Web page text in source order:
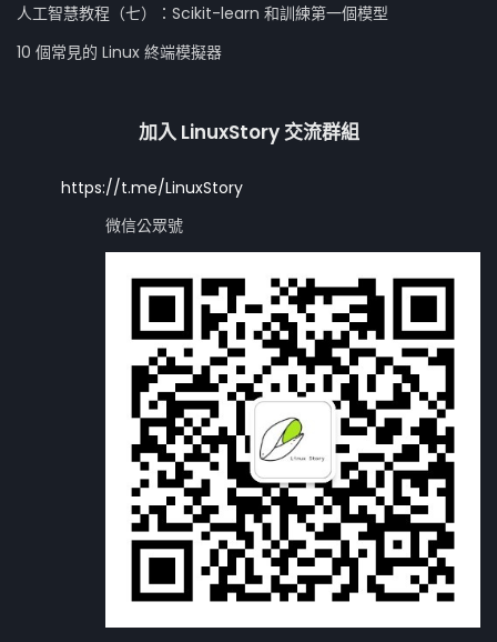
人工智慧教程（七）：Scikit-learn 和訓練第一個模型
10 個常見的 Linux 終端模擬器
加入 LinuxStory 交流群組
https://t.me/LinuxStory
微信公眾號